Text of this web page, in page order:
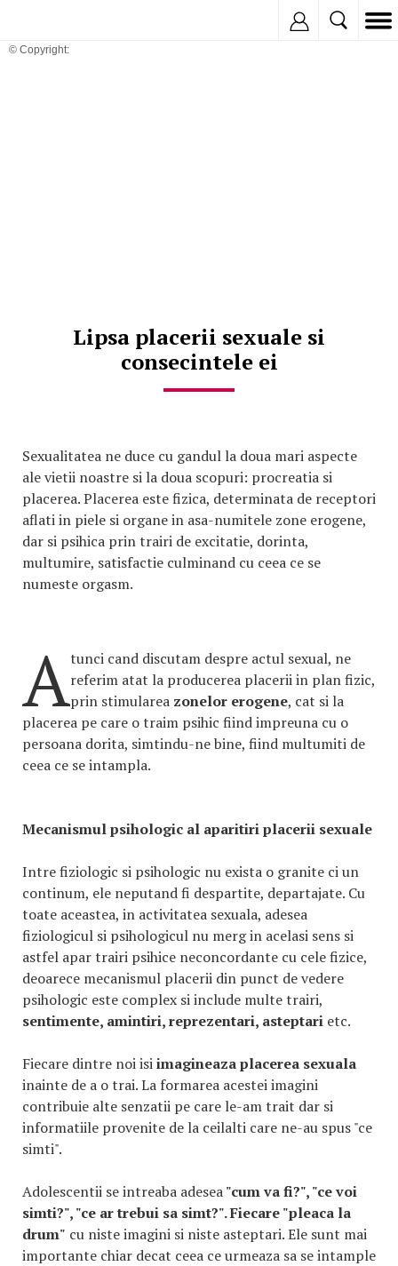
© Copyright:
Lipsa placerii sexuale si
consecintele ei
Sexualitatea ne duce cu gandul la doua mari aspecte
ale vietii noastre si la doua scopuri: procreatia si
placerea. Placerea este fizica, determinata de receptori
aflati in piele si organe in asa-numitele zone erogene,
dar si psihica prin trairi de excitatie, dorinta,
multumire, satisfactie culminand cu ceea ce se
numeste orgasm.
Atunci cand discutam despre actul sexual, ne
referim atat la producerea placerii in plan fizic,
prin stimularea zonelor erogene, cat si la
placerea pe care o traim psihic fiind impreuna cu o
persoana dorita, simtindu-ne bine, fiind multumiti de
ceea ce se intampla.
Mecanismul psihologic al aparitiri placerii sexuale
Intre fiziologic si psihologic nu exista o granite ci un
continum, ele neputand fi despartite, departajate. Cu
toate aceastea, in activitatea sexuala, adesea
fiziologicul si psihologicul nu merg in acelasi sens si
astfel apar trairi psihice neconcordante cu cele fizice,
deoarece mecanismul placerii din punct de vedere
psihologic este complex si include multe trairi,
sentimente, amintiri, reprezentari, asteptari etc.
Fiecare dintre noi isiimagineaza placerea sexuala
inainte de a o trai. La formarea acestei imagini
contribuie alte senzatii pe care le-am trait dar si
informatiile provenite de la ceilalti care ne-au spus "ce
simti".
Adolescentii se intreaba adesea"cum va fi?", "ce voi
simti?", "ce ar trebui sa simt?". Fiecare "pleaca la
drum" cu niste imagini si niste asteptari. Ele sunt mai
importante chiar decat ceea ce urmeaza sa se intample